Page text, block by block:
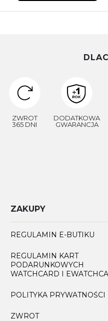
ZWROT
365 DNI
DODATKOWA
GWARANCJA
ZAKUPY
REGULAMIN E-BUTIKU
REGULAMIN KART
PODARUNKOWYCH
WATCHCARD I
POLITYKA PRYWATNOŚCI
ZWROT